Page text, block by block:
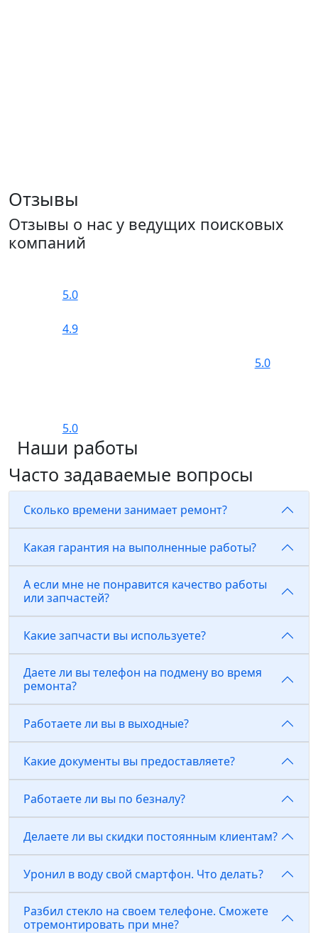
Отзывы
Отзывы о нас у ведущих поисковых
компаний
5.0
4.9
5.0
5.0
Наши работы
Часто задаваемые вопросы
Сколько времени занимает ремонт?
Какая гарантия на выполненные работы?
А если мне не понравится качество работы
или запчастей?
Какие запчасти вы используете?
Даете ли вы телефон на подмену во время
ремонта?
Работаете ли вы в выходные?
Какие документы вы предоставляете?
Работаете ли вы по безналу?
Делаете ли вы скидки постоянным клиентам?
Уронил в воду свой смартфон. Что делать?
Разбил стекло на своем телефоне. Сможете
отремонтировать при мне?